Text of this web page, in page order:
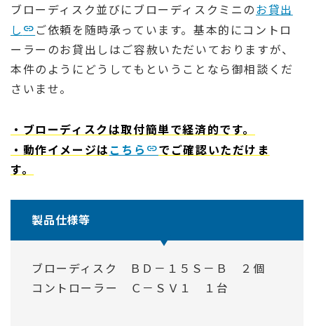
ブローディスク並びにブローディスクミニのお貸出
し
ご依頼を随時承っています。基本的にコントロ
ーラーのお貸出しはご容赦いただいておりますが、
本件のようにどうしてもということなら御相談くだ
さいませ。
・ブローディスクは取付簡単で経済的です。
・動作イメージは こちら
でご確認いただけま
す。
製品仕様等
ブローディスク ＢＤ－１５Ｓ－Ｂ ２個
コントローラー Ｃ－ＳＶ１ １台